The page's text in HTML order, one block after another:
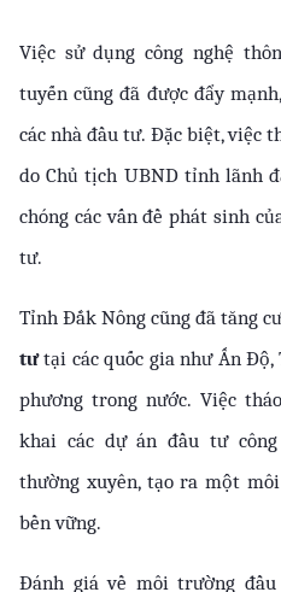
Việc sử dụng công nghệ
tuyến cũng đã được đẩy
các nhà đầu tư. Đặc biệt, việc
do Chủ tịch UBND tỉnh lãnh
chóng các vấn đề phát sinh
tư.
Tỉnh Đắk Nông cũng đã tăng
tư tại các quốc gia như Ấn Độ,
phương trong nước. Việc
khai các dự án đầu tư
thường xuyên, tạo ra một
bền vững.
Đánh giá về môi trường